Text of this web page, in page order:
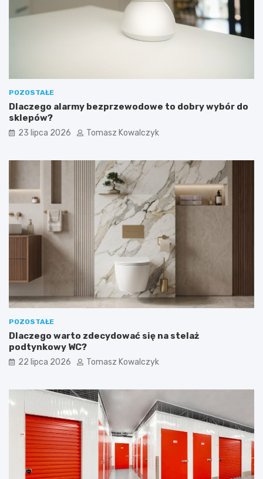
POZOSTAŁE
Dlaczego alarmy bezprzewodowe to dobry wybór do
sklepów?
23 lipca 2026 Tomasz Kowalczyk
POZOSTAŁE
Dlaczego warto zdecydować się na stelaż
podtynkowy WC?
22 lipca 2026 Tomasz Kowalczyk